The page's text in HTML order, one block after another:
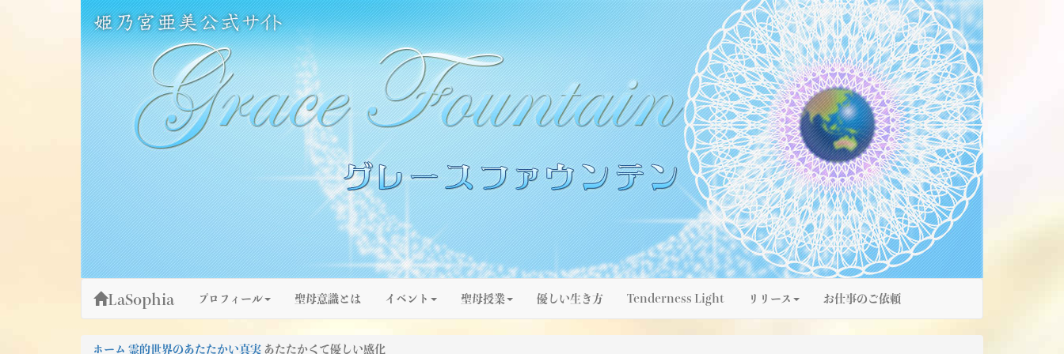
姫乃宮亜美公式サイト～Grace Fountain～
グレースファウンテン
LaSophia プロフィール 聖母意識とは イベント 聖母授業 優しい生き方 Tenderness Light リリース お仕事のご依頼
ホーム 霊的世界のあたたかい真実 あたたかくて優しい感化